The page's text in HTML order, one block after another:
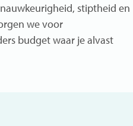
stiptheid en
we voor
budget waar je alvast